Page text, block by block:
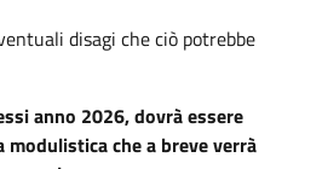
disagi che ciò potrebbe
anno 2026,dovrà essere
che a breve verrà